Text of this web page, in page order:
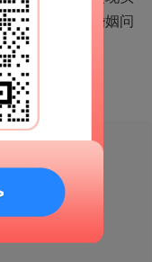
你们之间的婚姻问
网
秘籍